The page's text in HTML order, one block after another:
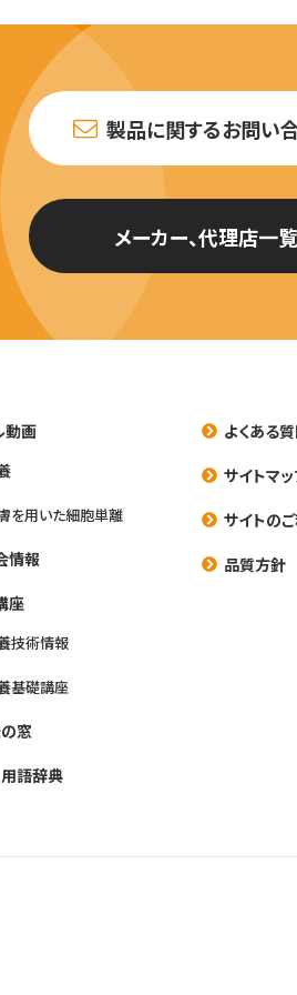
製品に関するお問い
メーカー、代理店一覧
動画
を用いた細胞単離
情報
座
技術情報
基礎講座
窓
語辞典
よくある
サイトマ
サイトの
品質方針